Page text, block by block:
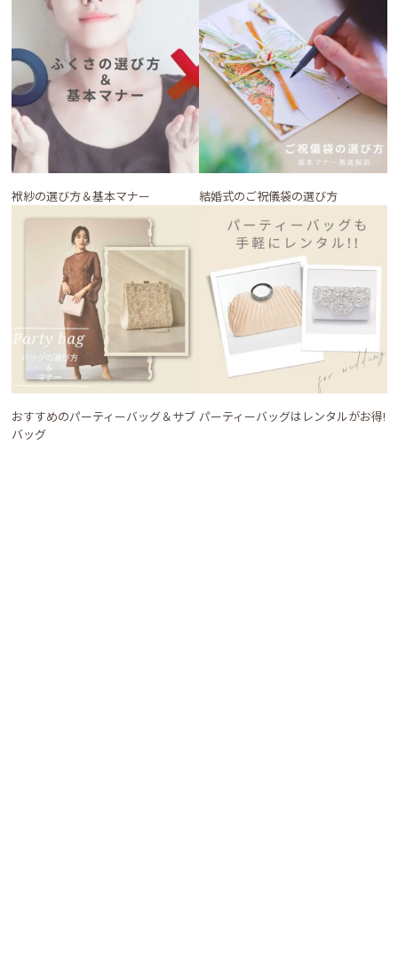
袱紗の選び方＆基本マナー 結婚式のご祝儀袋の選び方
おすすめのパーティーバッグ＆サブ
バッグ
パーティーバッグはレンタルがお得!